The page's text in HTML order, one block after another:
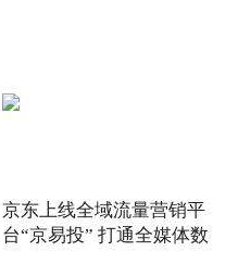
京东上线全域流量营销平
台“京易投” 打通全媒体数